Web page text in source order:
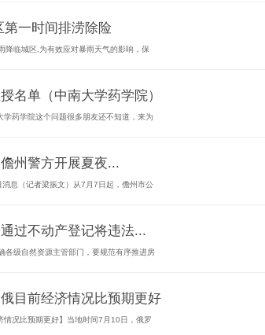
一时间排涝除险
降临城区,为有效应对暴雨天气的影响，保
名单（中南大学药学院）
药学院这个问题很多朋友还不知道，来为
州警方开展夏夜...
息（记者梁振文）从7月7日起，儋州市公
过不动产登记将违法...
各级自然资源主管部门，要规范有序推进房
目前经济情况比预期更好
情况比预期更好】当地时间7月10日，俄罗